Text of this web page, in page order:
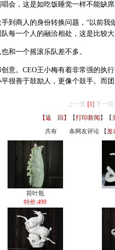
会，这是如吃饭睡觉一样不能缺
商人的身份转换问题，“以前我
每一个人的融洽相处，这是比较
一个摇滚乐队差不多。
。CEO王小梅有着非常强的执
很善于鼓励人，更像个鼓手。而
上一页 [1] 下一页
【返 回】
【打印新闻 】【
共有
条网友评论 【发
荷叶瓶
特价:499